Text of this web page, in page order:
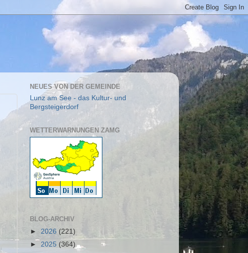
NEUES VON DER GEMEINDE
Lunz am See - das Kultur- und
Bergsteigerdorf
WETTERWARNUNGEN ZAMG
BLOG-ARCHIV
► 2026 (221)
► 2025 (364)